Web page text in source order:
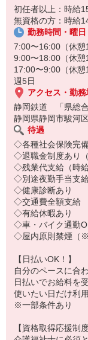
初任者以上：時給
無資格の方：時給
勤務時間・曜日
7:00〜16:00（休憩
9:00〜18:00（休憩
17:00〜9:00（休憩
週5日
アクセス・勤務
静岡鉄道 「県総
静岡県静岡市駿河
待遇
◇各種社会保険完
◇退職金制度あり（
◇残業代支給（時給
◇別途夜勤手当支給
◇健康診断あり
◇交通費全額支給
◇有給休暇あり
◇車・バイク通勤
◇屋内原則禁煙（※
【日払いOK！】
自分のペースに合
日払いでお給料を
使いたい日だけ利
※一部条件あり
【資格取得応援制度